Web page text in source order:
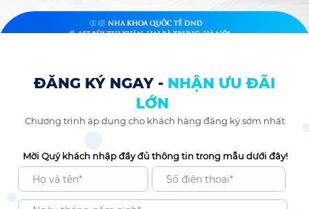
Mời Quý khách nhập đầy đủ thông tin trong mẫu dưới đây!
ĐĂNG KÝ NGAY - NHẬN ƯU ĐÃI
LỚN
Chương trình áp dụng cho khách hàng đăng ký sớm nhất